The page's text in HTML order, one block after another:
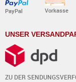
PayPal Vorkasse
UNSER
ZU DER